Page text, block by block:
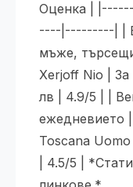
Оценка |
----|---------| |
мъже,
Xerjoff Nio |
лв | 4.9/5 | |
ежедневието
Toscana
| 4.5/5 |